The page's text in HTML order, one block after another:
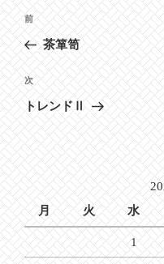
投
稿
ナ
ビ
ゲ
ー
シ
ョ
ン
前
の
投
稿
前
茶箪笥
次
の
投
稿
次
トレンドⅡ
月
火 水
1